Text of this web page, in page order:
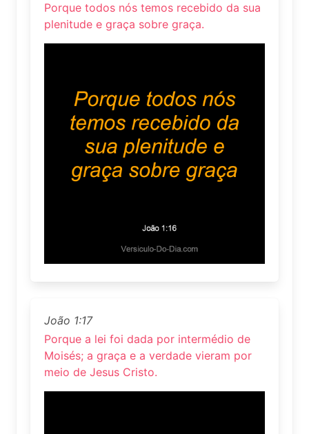
Porque todos nós temos recebido da sua
plenitude e graça sobre graça.
João 1:17
Porque a lei foi dada por intermédio de
Moisés; a graça e a verdade vieram por
meio de Jesus Cristo.